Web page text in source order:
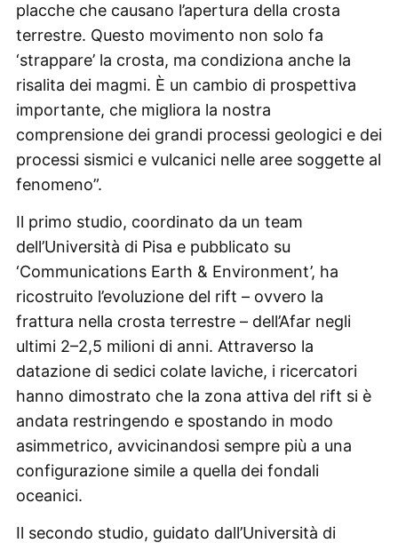
placche che causano l’apertura della crosta
terrestre. Questo movimento non solo fa
‘strappare’ la crosta, ma condiziona anche la
risalita dei magmi. È un cambio di prospettiva
importante, che migliora la nostra
comprensione dei grandi processi geologici e dei
processi sismici e vulcanici nelle aree soggette al
fenomeno”.
Il primo studio, coordinato da un team
dell’Università di Pisa e pubblicato su
‘Communications Earth & Environment’, ha
ricostruito l’evoluzione del rift – ovvero la
frattura nella crosta terrestre – dell’Afar negli
ultimi 2–2,5 milioni di anni. Attraverso la
datazione di sedici colate laviche, i ricercatori
hanno dimostrato che la zona attiva del rift si è
andata restringendo e spostando in modo
asimmetrico, avvicinandosi sempre più a una
configurazione simile a quella dei fondali
oceanici.
Il secondo studio, guidato dall’Università di